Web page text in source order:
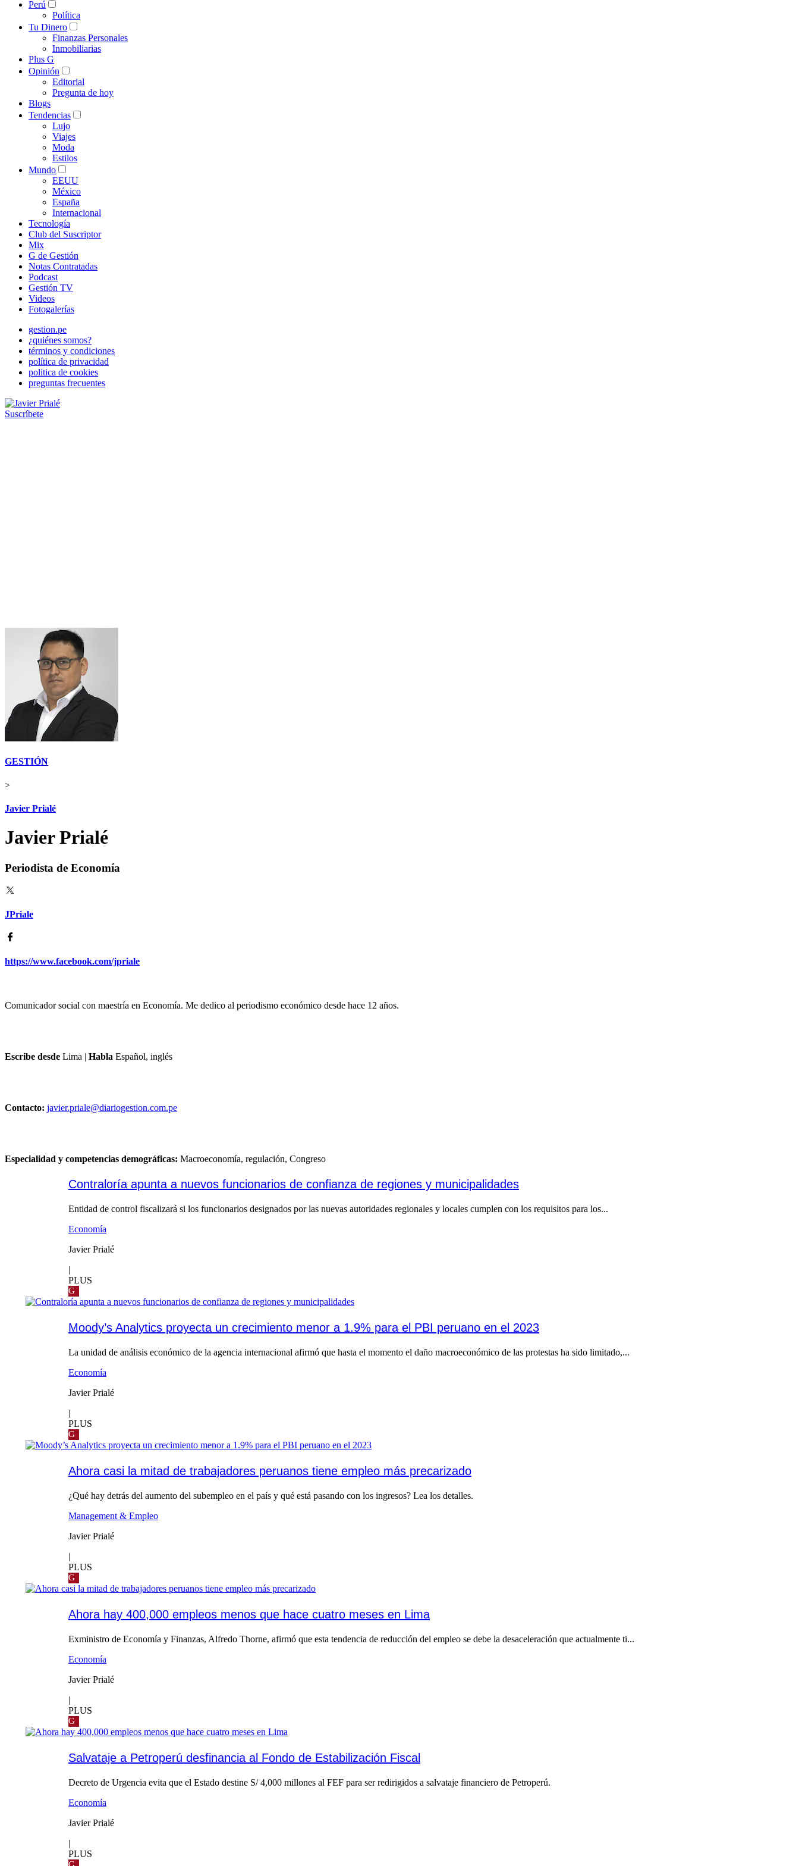
Perú
Política
Tu Dinero
Finanzas Personales
Inmobiliarias
Plus G
Opinión
Editorial
Pregunta de hoy
Blogs
Tendencias
Lujo
Viajes
Moda
Estilos
Mundo
EEUU
México
España
Internacional
Tecnología
Club del Suscriptor
Mix
G de Gestión
Notas Contratadas
Podcast
Gestión TV
Videos
Fotogalerías
gestion.pe
¿quiénes somos?
términos y condiciones
política de privacidad
politica de cookies
preguntas frecuentes
Suscríbete
GESTIÓN
>
Javier Prialé
Javier Prialé
Periodista de Economía
JPriale
https://www.facebook.com/jpriale
Comunicador social con maestría en Economía. Me dedico al periodismo económico desde hace 12 años.
Escribe desde Lima | Habla Español, inglés
Contacto: javier.priale@diariogestion.com.pe
Especialidad y competencias demográficas: Macroeconomía, regulación, Congreso
Contraloría apunta a nuevos funcionarios de confianza de regiones y municipalidades
Entidad de control fiscalizará si los funcionarios designados por las nuevas autoridades regionales y locales cumplen con los requisitos para los...
Economía
Javier Prialé
|
PLUS
G
Moody’s Analytics proyecta un crecimiento menor a 1.9% para el PBI peruano en el 2023
La unidad de análisis económico de la agencia internacional afirmó que hasta el momento el daño macroeconómico de las protestas ha sido limitado,...
Economía
Javier Prialé
|
PLUS
G
Ahora casi la mitad de trabajadores peruanos tiene empleo más precarizado
¿Qué hay detrás del aumento del subempleo en el país y qué está pasando con los ingresos? Lea los detalles.
Management & Empleo
Javier Prialé
|
PLUS
G
Ahora hay 400,000 empleos menos que hace cuatro meses en Lima
Exministro de Economía y Finanzas, Alfredo Thorne, afirmó que esta tendencia de reducción del empleo se debe la desaceleración que actualmente ti...
Economía
Javier Prialé
|
PLUS
G
Salvataje a Petroperú desfinancia al Fondo de Estabilización Fiscal
Decreto de Urgencia evita que el Estado destine S/ 4,000 millones al FEF para ser redirigidos a salvataje financiero de Petroperú.
Economía
Javier Prialé
|
PLUS
G